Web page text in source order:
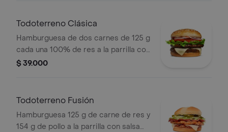
tomate y mostaza en pan papa +
Todoterreno Clásica
Hamburguesa de dos carnes de 125 g
cada una 100% de res a la parrilla con
salsa bbq, queso mozzarella, lechuga,
$ 39.000
Todoterreno Fusión
Hamburguesa 125 g de carne de res y
154 g de pollo a la parrilla con salsa